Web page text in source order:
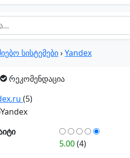
სისტემები›Yandex
რეკომენდაცია
(5)
5.00(4)